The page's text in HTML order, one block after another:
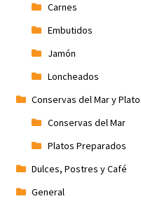
Carnes
Embutidos
Jamón
Loncheados
Conservas del Mar y
Conservas del Mar
Platos Preparados
Dulces, Postres y Café
General